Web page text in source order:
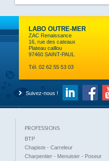
LABO OUTRE-MER
ZAC Renaissance
16, rue des cateaux
Plateau caillou
97460 SAINT-PAUL
Tél. 02 62 55 53 03
Suivez-nous !
PROFESSIONS
BTP
Chapiste - Carreleur
Charpentier - Menuisier - Poseur